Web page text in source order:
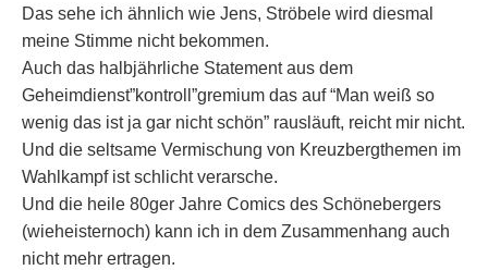
Das sehe ich ähnlich wie Jens, Ströbele wird diesmal
meine Stimme nicht bekommen.
Auch das halbjährliche Statement aus dem
Geheimdienst”kontroll”gremium das auf “Man weiß so
wenig das ist ja gar nicht schön” rausläuft, reicht mir nicht.
Und die seltsame Vermischung von Kreuzbergthemen im
Wahlkampf ist schlicht verarsche.
Und die heile 80ger Jahre Comics des Schönebergers
(wieheisternoch) kann ich in dem Zusammenhang auch
nicht mehr ertragen.